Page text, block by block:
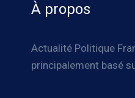
À propos
Actualité Politique
principalement basé